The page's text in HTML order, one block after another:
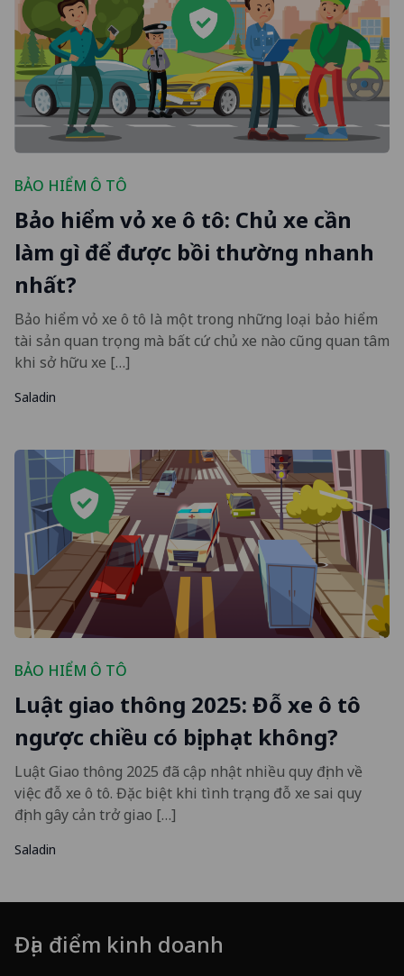
BẢO HIỂM Ô TÔ
Bảo hiểm vỏ xe ô tô: Chủ xe cần
làm gì để được bồi thường nhanh
nhất?
Bảo hiểm vỏ xe ô tô là một trong những loại bảo hiểm
tài sản quan trọng mà bất cứ chủ xe nào cũng quan tâm
khi sở hữu xe […]
Saladin
BẢO HIỂM Ô TÔ
Luật giao thông 2025: Đỗ xe ô tô
ngược chiều có bị phạt không?
Luật Giao thông 2025 đã cập nhật nhiều quy định về
việc đỗ xe ô tô. Đặc biệt khi tình trạng đỗ xe sai quy
định gây cản trở giao […]
Saladin
Địa điểm kinh doanh